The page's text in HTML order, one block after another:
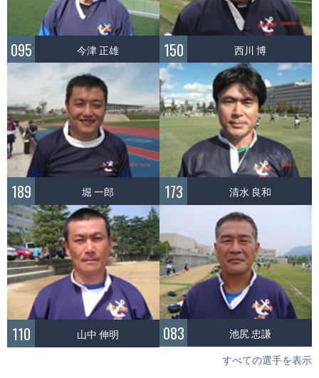
095 今津 正雄 150 西川 博
189 堀 一郎 173 清水 良和
110 山中 伸明 083 池尻 忠謙
すべての選手を表示